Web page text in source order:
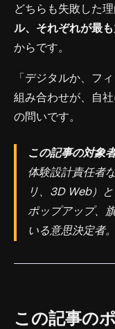
どちらも失敗した理
ル、それぞれが最
からです。
「デジタルか、フ
組み合わせが、自
の問いです。
この記事の対象
体験設計責任者
リ、3D Web）
ポップアップ、
いる意思決定者。
この記事の